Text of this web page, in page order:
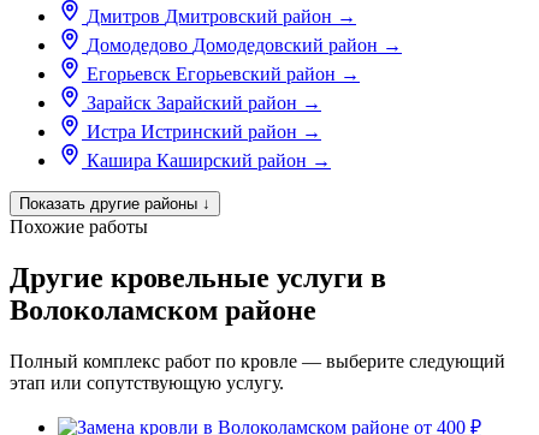
Дмитров Дмитровский район →
Домодедово Домодедовский район →
Егорьевск Егорьевский район →
Зарайск Зарайский район →
Истра Истринский район →
Кашира Каширский район →
Показать другие районы ↓
Похожие работы
Другие кровельные услуги в
Волоколамском районе
Полный комплекс работ по кровле — выберите следующий
этап или сопутствующую услугу.
от 400 ₽